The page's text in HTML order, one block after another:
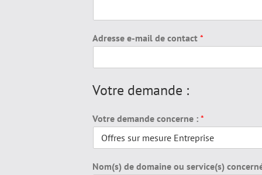
(
)
Adresse e-mail de contact*
Votre demande :
Votre demande concerne :*
Nom(s) de domaine ou service(s)